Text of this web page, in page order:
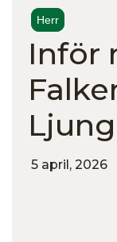
Herr
Inför
5 april, 2026